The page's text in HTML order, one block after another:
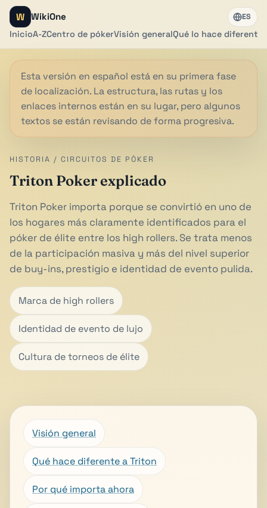
W WikiOne
InicioA-ZCentro de pókerVisión generalQué lo hace diferente
ES
Esta versión en español está en su primera fase
de localización. La estructura, las rutas y los
enlaces internos están en su lugar, pero algunos
textos se están revisando de forma progresiva.
HISTORIA / CIRCUITOS DE PÓKER
Triton Poker explicado
Triton Poker importa porque se convirtió en uno de
los hogares más claramente identificados para el
póker de élite entre los high rollers. Se trata menos
de la participación masiva y más del nivel superior
de buy-ins, prestigio e identidad de evento pulida.
Marca de high rollers
Identidad de evento de lujo
Cultura de torneos de élite
Visión general
Qué hace diferente a Triton
Por qué importa ahora